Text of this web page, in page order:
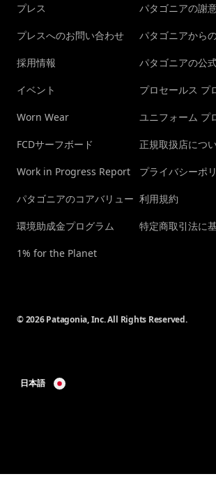
プレス
プレスへのお問い合わせ
採用情報
イベント
Worn Wear
FCDサーフボード
Work in Progress Report
パタゴニアのコアバリュー
環境助成金プログラム
1% for the Planet
パタゴニアの謝
パタゴニアから
パタゴニアの公
プロセールス プ
ユニフォーム プ
正規取扱店につ
プライバシーポ
利用規約
特定商取引法に
© 2026 Patagonia, Inc. All Rights Reserved.
日本語